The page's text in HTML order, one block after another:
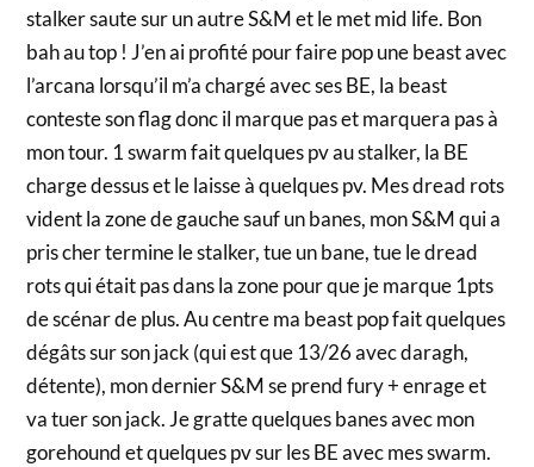
stalker saute sur un autre S&M et le met mid life. Bon
bah au top ! J’en ai profité pour faire pop une beast avec
l’arcana lorsqu’il m’a chargé avec ses BE, la beast
conteste son flag donc il marque pas et marquera pas à
mon tour. 1 swarm fait quelques pv au stalker, la BE
charge dessus et le laisse à quelques pv. Mes dread rots
vident la zone de gauche sauf un banes, mon S&M qui a
pris cher termine le stalker, tue un bane, tue le dread
rots qui était pas dans la zone pour que je marque 1pts
de scénar de plus. Au centre ma beast pop fait quelques
dégâts sur son jack (qui est que 13/26 avec daragh,
détente), mon dernier S&M se prend fury + enrage et
va tuer son jack. Je gratte quelques banes avec mon
gorehound et quelques pv sur les BE avec mes swarm.